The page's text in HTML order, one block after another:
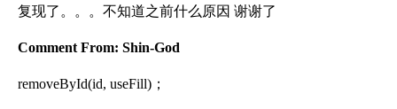
复现了。。。不知道之前什么原因 谢谢了
Comment From: Shin-God
removeById(id, useFill)；